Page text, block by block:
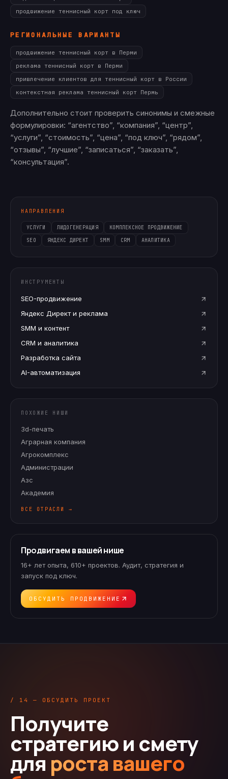
продвижение теннисный корт под ключ
РЕГИОНАЛЬНЫЕ ВАРИАНТЫ
продвижение теннисный корт в Перми
реклама теннисный корт в Перми
привлечение клиентов для теннисный корт в России
контекстная реклама теннисный корт Пермь
Дополнительно стоит проверить синонимы и смежные
формулировки: “агентство”, “компания”, “центр”,
“услуги”, “стоимость”, “цена”, “под ключ”, “рядом”,
“отзывы”, “лучшие”, “записаться”, “заказать”,
“консультация”.
НАПРАВЛЕНИЯ
УСЛУГИ ЛИДОГЕНЕРАЦИЯ
КОМПЛЕКСНОЕ ПРОДВИЖЕНИЕ
SEO
ЯНДЕКС ДИРЕКТ SMM CRM АНАЛИТИКА
ИНСТРУМЕНТЫ
SEO-продвижение
Яндекс Директ и реклама
SMM и контент
CRM и аналитика
Разработка сайта
AI-автоматизация
ПОХОЖИЕ НИШИ
3d-печать
Аграрная компания
Агрокомплекс
Администрации
Азс
Академия
ВСЕ ОТРАСЛИ →
Продвигаем в вашей нише
16+ лет опыта, 610+ проектов. Аудит, стратегия и
запуск под ключ.
ОБСУДИТЬ ПРОДВИЖЕНИЕ
/ 14 — ОБСУДИТЬ ПРОЕКТ
Получите
стратегию и смету
для роста вашего